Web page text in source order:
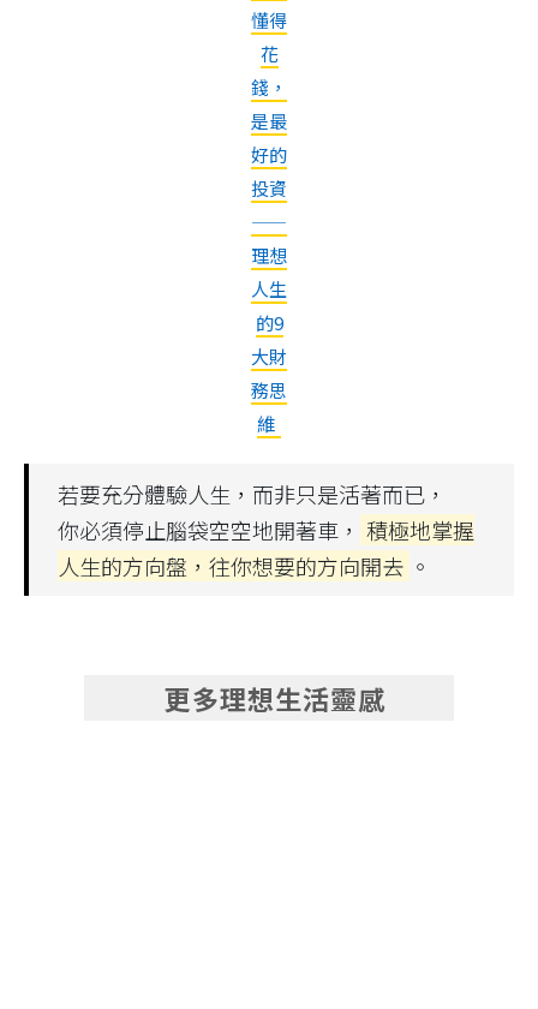
懂得
花
錢，
是最
好的
投資
——
理想
人生
的9
大財
務思
維
若要充分體驗人生，而非只是活著而已，
你必須停止腦袋空空地開著車， 積極地掌握
人生的方向盤，往你想要的方向開去 。
更多理想生活靈感